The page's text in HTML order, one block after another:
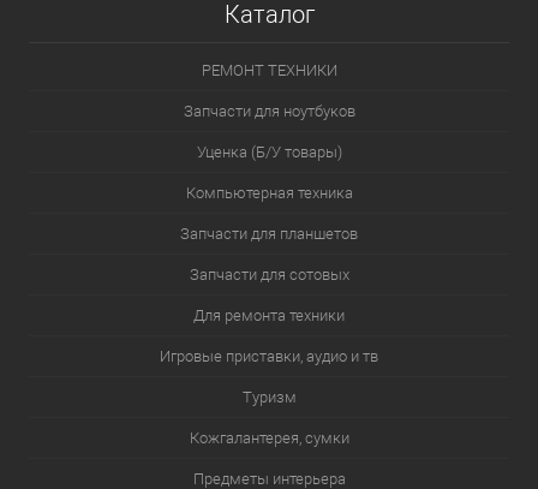
Каталог
РЕМОНТ ТЕХНИКИ
Запчасти для ноутбуков
Уценка (Б/У товары)
Компьютерная техника
Запчасти для планшетов
Запчасти для сотовых
Для ремонта техники
Игровые приставки, аудио и тв
Туризм
Кожгалантерея, сумки
Предметы интерьера